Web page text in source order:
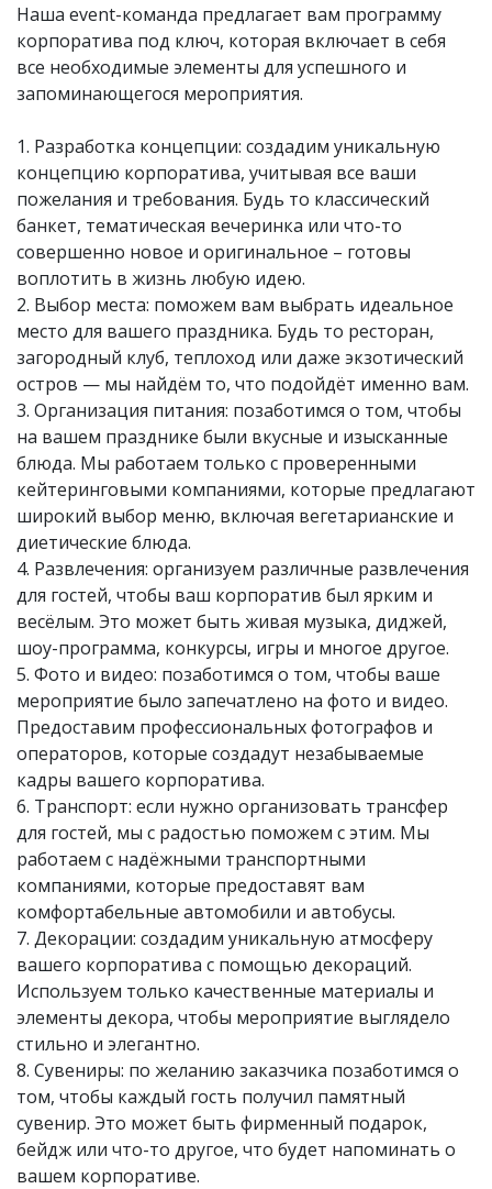
Наша event-команда предлагает вам программу
корпоратива под ключ, которая включает в себя
все необходимые элементы для успешного и
запоминающегося мероприятия.
1. Разработка концепции: создадим уникальную
концепцию корпоратива, учитывая все ваши
пожелания и требования. Будь то классический
банкет, тематическая вечеринка или что-то
совершенно новое и оригинальное – готовы
воплотить в жизнь любую идею.
2. Выбор места: поможем вам выбрать идеальное
место для вашего праздника. Будь то ресторан,
загородный клуб, теплоход или даже экзотический
остров — мы найдём то, что подойдёт именно вам.
3. Организация питания: позаботимся о том, чтобы
на вашем празднике были вкусные и изысканные
блюда. Мы работаем только с проверенными
кейтеринговыми компаниями, которые предлагают
широкий выбор меню, включая вегетарианские и
диетические блюда.
4. Развлечения: организуем различные развлечения
для гостей, чтобы ваш корпоратив был ярким и
весёлым. Это может быть живая музыка, диджей,
шоу-программа, конкурсы, игры и многое другое.
5. Фото и видео: позаботимся о том, чтобы ваше
мероприятие было запечатлено на фото и видео.
Предоставим профессиональных фотографов и
операторов, которые создадут незабываемые
кадры вашего корпоратива.
6. Транспорт: если нужно организовать трансфер
для гостей, мы с радостью поможем с этим. Мы
работаем с надёжными транспортными
компаниями, которые предоставят вам
комфортабельные автомобили и автобусы.
7. Декорации: создадим уникальную атмосферу
вашего корпоратива с помощью декораций.
Используем только качественные материалы и
элементы декора, чтобы мероприятие выглядело
стильно и элегантно.
8. Сувениры: по желанию заказчика позаботимся о
том, чтобы каждый гость получил памятный
сувенир. Это может быть фирменный подарок,
бейдж или что-то другое, что будет напоминать о
вашем корпоративе.